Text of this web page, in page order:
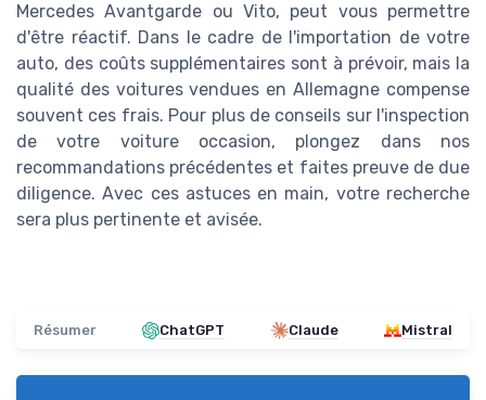
Mercedes Avantgarde ou Vito, peut vous permettre
d'être réactif. Dans le cadre de l'importation de votre
auto, des coûts supplémentaires sont à prévoir, mais la
qualité des voitures vendues en Allemagne compense
souvent ces frais. Pour plus de conseils sur l'inspection
de votre voiture occasion, plongez dans nos
recommandations précédentes et faites preuve de due
diligence. Avec ces astuces en main, votre recherche
sera plus pertinente et avisée.
Résumer ChatGPT Claude Mistral